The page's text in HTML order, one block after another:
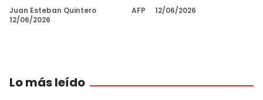
Juan Esteban Quintero
12/06/2026
AFP 12/06/2026
Lo más leído